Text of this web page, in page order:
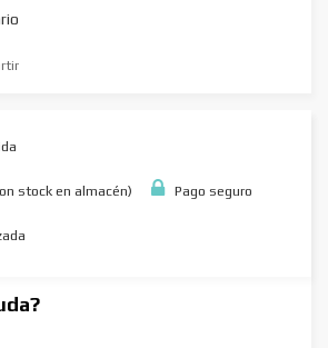
stock en almacén) Pago seguro